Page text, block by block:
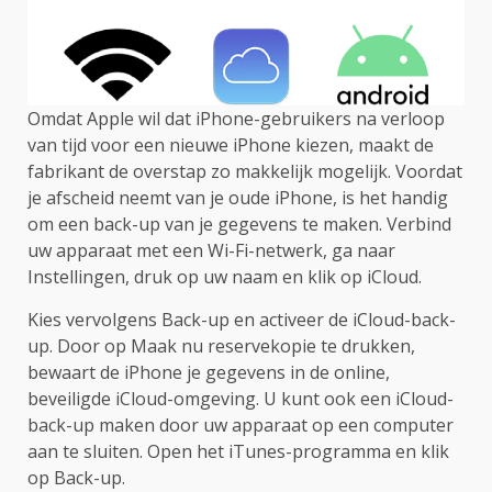
Omdat Apple wil dat iPhone-gebruikers na verloop
van tijd voor een nieuwe iPhone kiezen, maakt de
fabrikant de overstap zo makkelijk mogelijk. Voordat
je afscheid neemt van je oude iPhone, is het handig
om een back-up van je gegevens te maken. Verbind
uw apparaat met een Wi-Fi-netwerk, ga naar
Instellingen, druk op uw naam en klik op iCloud.
Kies vervolgens Back-up en activeer de iCloud-back-
up. Door op Maak nu reservekopie te drukken,
bewaart de iPhone je gegevens in de online,
beveiligde iCloud-omgeving. U kunt ook een iCloud-
back-up maken door uw apparaat op een computer
aan te sluiten. Open het iTunes-programma en klik
op Back-up.